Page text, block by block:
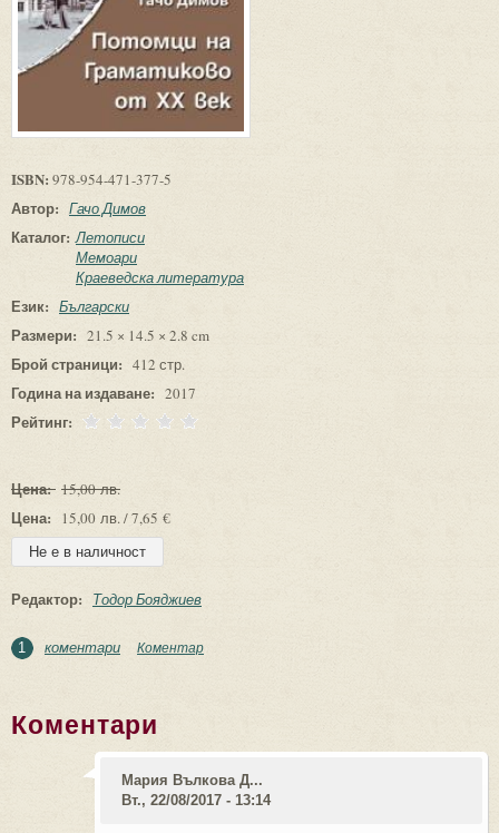
ISBN: 978-954-471-377-5
Автор: Гачо Димов
Каталог: Летописи
Мемоари
Краеведска литература
Език: Български
Размери: 21.5 × 14.5 × 2.8 cm
Брой страници: 412 стр.
Година на издаване: 2017
Рейтинг:
Цена: 15,00 лв.
Цена: 15,00 лв. / 7,65 €
Редактор: Тодор Бояджиев
1 коментари Коментар
Коментари
Мария Вълкова Д...
Вт., 22/08/2017 - 13:14